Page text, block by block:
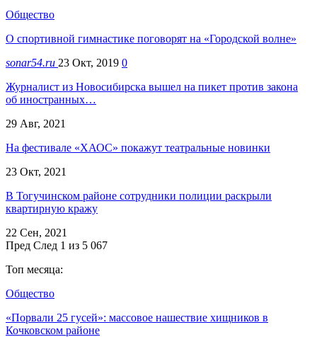
Общество
О спортивной гимнастике поговорят на «Городской волне»
sonar54.ru 23 Окт, 2019 0
Журналист из Новосибирска вышел на пикет против закона
об иностранных…
29 Авг, 2021
На фестивале «ХАОС» покажут театральные новинки
23 Окт, 2021
В Тогучинском районе сотрудники полиции раскрыли
квартирную кражу
22 Сен, 2021
Пред След 1 из 5 067
Топ месяца:
Общество
«Порвали 25 гусей»: массовое нашествие хищников в
Кочковском районе